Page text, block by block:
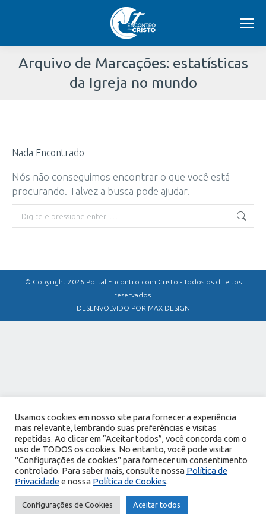
Arquivo de Marcações: estatísticas
da Igreja no mundo
Nada Encontrado
Nós não conseguimos encontrar o que você está
procurando. Talvez a busca pode ajudar.
Buscar
© Copyright 2026 Portal Encontro com Cristo - Todos os direitos
reservados.
DESENVOLVIDO POR MAX DESIGN
Usamos cookies em nosso site para fornecer a experiência
mais relevante, lembrando suas preferências e visitas
repetidas. Ao clicar em “Aceitar todos”, você concorda com o
uso de TODOS os cookies. No entanto, você pode visitar
"Configurações de cookies" para fornecer um consentimento
controlado. Para saber mais, consulte nossa Política de
Privacidade e nossa Política de Cookies.
Configurações de Cookies Aceitar todos